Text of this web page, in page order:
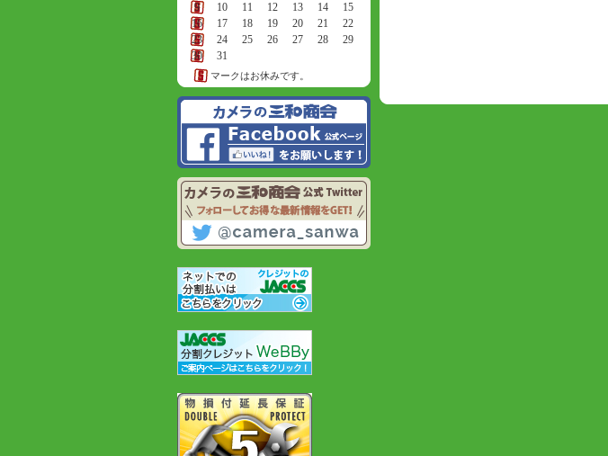
9
10 11 12 13 14
15
16
17 18 19 20 21
22
23
24 25 26 27 28
29
30
31
マークはお休みです。